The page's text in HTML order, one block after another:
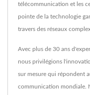
télécommunication et les
pointe de la technologie
travers des réseaux
Avec plus de 30 ans
nous privilégions
sur mesure qui répondent
communication mondiale.